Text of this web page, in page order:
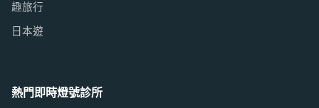
趣旅行
日本遊
熱門即時燈號診所